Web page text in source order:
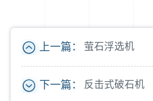
上一篇： 萤石浮选机
下一篇： 反击式破石机